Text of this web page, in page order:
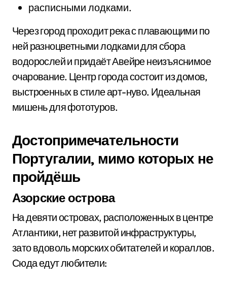
расписными лодками.
Через город проходит река с плавающими по
ней разноцветными лодками для сбора
водорослей и придаёт Авейре неизъяснимое
очарование. Центр города состоит из домов,
выстроенных в стиле арт-нуво. Идеальная
мишень для фототуров.
Достопримечательности
Португалии, мимо которых не
пройдёшь
Азорские острова
На девяти островах, расположенных в центре
Атлантики, нет развитой инфраструктуры,
зато вдоволь морских обитателей и кораллов.
Сюда едут любители: